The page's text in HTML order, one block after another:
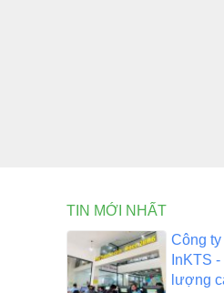
TIN MỚI NHẤT
Công
InKTS
lượng